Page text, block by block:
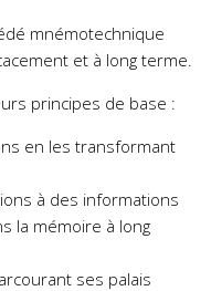
mnémotechnique
et à long terme.
principes de base :
en les transformant
à des informations
la mémoire à long
ses palais